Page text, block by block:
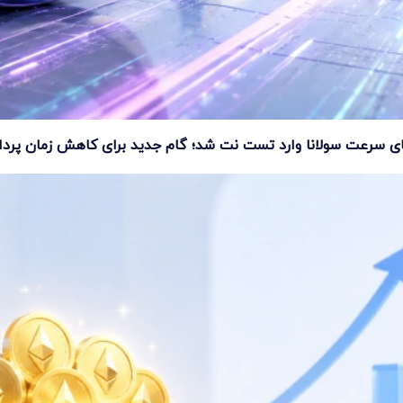
سرعت سولانا وارد تست نت شد؛ گام جدید برای کاهش زمان